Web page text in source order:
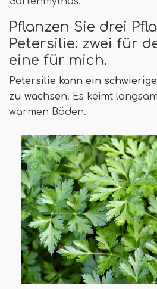
Pflanzen Sie drei
Petersilie: zwei für
eine für mich.
Petersilie kann ein
zu wachsen. Es keimt
warmen Böden.